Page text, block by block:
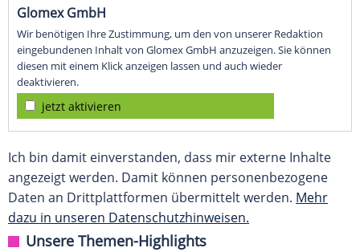
Glomex GmbH
Wir benötigen Ihre Zustimmung, um den von unserer Redaktion
eingebundenen Inhalt von Glomex GmbH anzuzeigen. Sie können
diesen mit einem Klick anzeigen lassen und auch wieder
deaktivieren.
jetzt aktivieren
Ich bin damit einverstanden, dass mir externe Inhalte
angezeigt werden. Damit können personenbezogene
Daten an Drittplattformen übermittelt werden. Mehr
dazu in unseren Datenschutzhinweisen.
Unsere Themen-Highlights